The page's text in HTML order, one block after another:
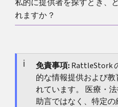
いいえ。RattleStork は精子
な家族のためのマッチング
私的に提供者を探すとき、
れますか？
圧力で自然授精を受け入れ
心理の助言を求め、
最初から境界を明確にして
免責事項:RattleStork
的な情報提供および
れています。 医療・
助言ではなく、特定